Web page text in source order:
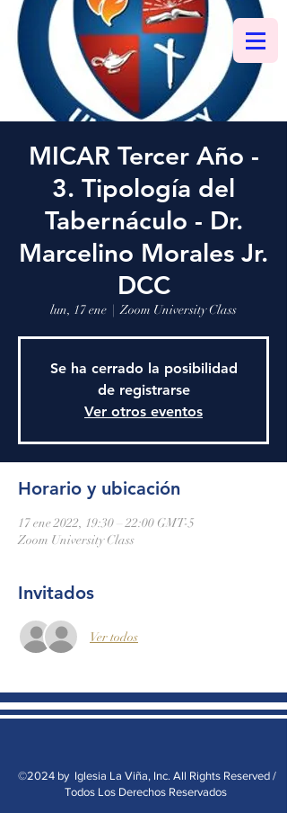
MICAR Tercer Año -
3. Tipología del
Tabernáculo - Dr.
Marcelino Morales Jr.
DCC
lun, 17 ene
  |
Zoom University Class
Se ha cerrado la posibilidad
de registrarse
Ver otros eventos
Horario y ubicación
17 ene 2022, 19:30 – 22:00 GMT-5
Zoom University Class
Invitados
Ver todos
©2024 by Iglesia La Viña, Inc. All Rights Reserved /
Todos Los Derechos Reservados